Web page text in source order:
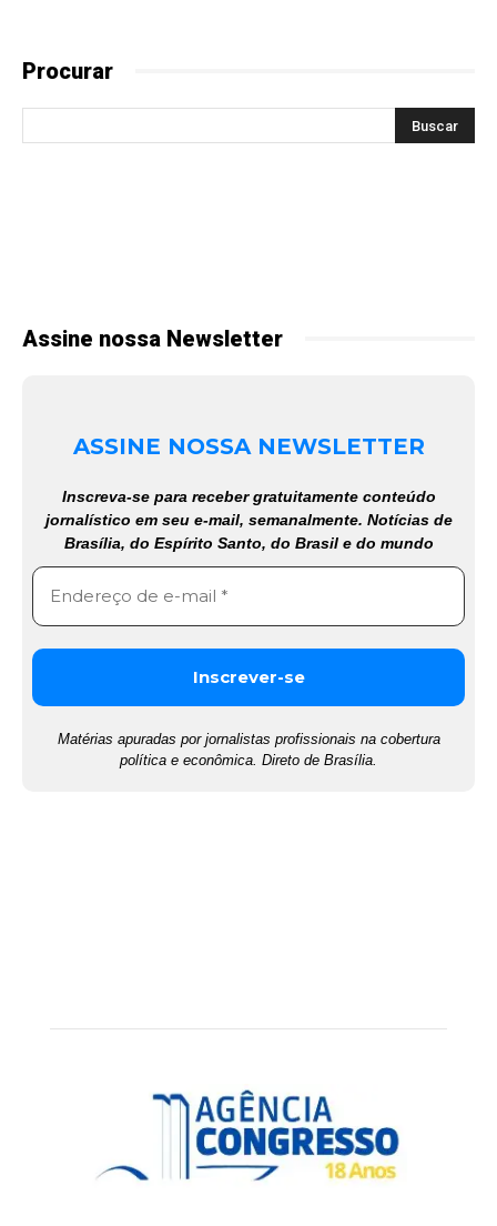
Procurar
Assine nossa Newsletter
ASSINE NOSSA NEWSLETTER
Inscreva-se para receber gratuitamente conteúdo
jornalístico em seu e-mail, semanalmente. Notícias de
Brasília, do Espírito Santo, do Brasil e do mundo
Matérias apuradas por jornalistas profissionais na cobertura
política e econômica. Direto de Brasília.